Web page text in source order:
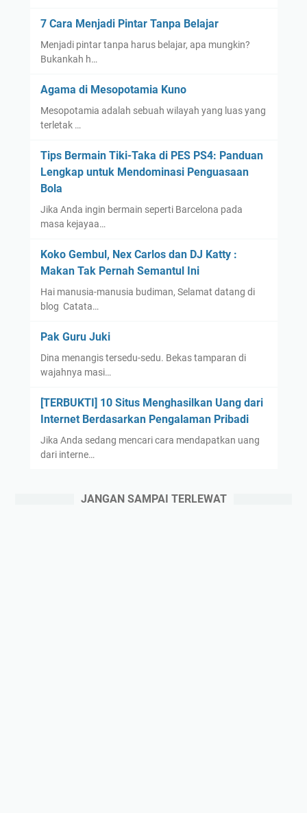
7 Cara Menjadi Pintar Tanpa Belajar
Menjadi pintar tanpa harus belajar, apa mungkin?
Bukankah h…
Agama di Mesopotamia Kuno
Mesopotamia adalah sebuah wilayah yang luas yang
terletak …
Tips Bermain Tiki-Taka di PES PS4: Panduan
Lengkap untuk Mendominasi Penguasaan
Bola
Jika Anda ingin bermain seperti Barcelona pada
masa kejayaa…
Koko Gembul, Nex Carlos dan DJ Katty :
Makan Tak Pernah Semantul Ini
Hai manusia-manusia budiman, Selamat datang di
blog Catata…
Pak Guru Juki
Dina menangis tersedu-sedu. Bekas tamparan di
wajahnya masi…
[TERBUKTI] 10 Situs Menghasilkan Uang dari
Internet Berdasarkan Pengalaman Pribadi
Jika Anda sedang mencari cara mendapatkan uang
dari interne…
JANGAN SAMPAI TERLEWAT